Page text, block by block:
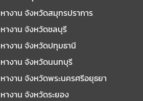
หางาน จังหวัดสมุทรปราการ
หางาน จังหวัดชลบุรี
หางาน จังหวัดปทุมธานี
หางาน จังหวัดนนทบุรี
หางาน จังหวัดพระนครศรีอยุธยา
หางาน จังหวัดระยอง